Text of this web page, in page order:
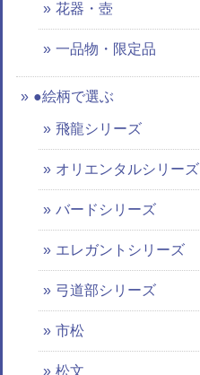
花器・壺
一品物・限定品
●絵柄で選ぶ
飛龍シリーズ
オリエンタルシリーズ
バードシリーズ
エレガントシリーズ
弓道部シリーズ
市松
松文